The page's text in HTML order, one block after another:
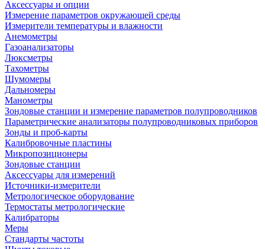
Аксессуары и опции
Измерение параметров окружающей среды
Измерители температуры и влажности
Анемометры
Газоанализаторы
Люксметры
Тахометры
Шумомеры
Дальномеры
Манометры
Зондовые станции и измерение параметров полупроводников
Параметрические анализаторы полупроводниковых приборов
Зонды и проб-карты
Калибровочные пластины
Микропозиционеры
Зондовые станции
Аксессуары для измерений
Источники-измерители
Метрологическое оборудование
Термостаты метрологические
Калибраторы
Меры
Стандарты частоты